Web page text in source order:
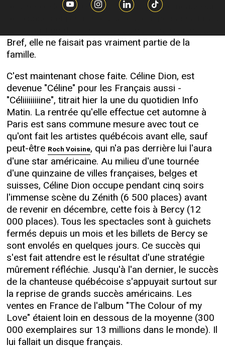
de Gréco. Céline Dion avait beau vendre beaucoup
Bref, elle ne faisait pas vraiment partie de la
famille.
C'est maintenant chose faite. Céline Dion, est
devenue "Céline" pour les Français aussi -
"Céliiiiiiiiine", titrait hier la une du quotidien Info
Matin. La rentrée qu'elle effectue cet automne à
Paris est sans commune mesure avec tout ce
qu'ont fait les artistes québécois avant elle, sauf
peut-être Roch Voisine, qui n'a pas derrière lui l'aura
d'une star américaine. Au milieu d'une tournée
d'une quinzaine de villes françaises, belges et
suisses, Céline Dion occupe pendant cinq soirs
l'immense scène du Zénith (6 500 places) avant
de revenir en décembre, cette fois à Bercy (12
000 places). Tous les spectacles sont à guichets
fermés depuis un mois et les billets de Bercy se
sont envolés en quelques jours. Ce succès qui
s'est fait attendre est le résultat d'une stratégie
mûrement réfléchie. Jusqu'à l'an dernier, le succès
de la chanteuse québécoise s'appuyait surtout sur
la reprise de grands succès américains. Les
ventes en France de l'album "The Colour of my
Love" étaient loin en dessous de la moyenne (300
000 exemplaires sur 13 millions dans le monde). Il
lui fallait un disque français.